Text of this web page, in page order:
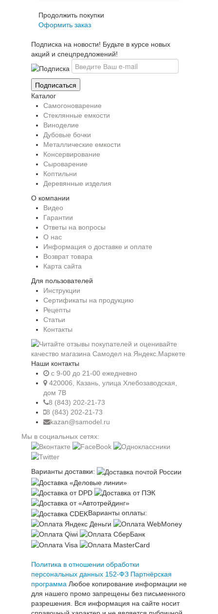
Продолжить покупки
Оформить заказ
Подписка на новости! Будьте в курсе новых
акций и спецпредложений!
Каталог
Самогоноварение
Стеклянные емкости
Виноделие
Дубовые бочки
Металлические емкости
Консервирование
Сыроварение
Коптильни
Деревянные изделия
О компании
Видео
Гарантии
Ответы на вопросы
О нас
Информация о доставке и оплате
Возврат товара
Карта сайта
Для пользователей
Инструкции
Сертификаты на продукцию
Рецепты
Статьи
Контакты
Наши контакты
c 9-00 до 21-00 ежедневно
420006, Казань, улица Хлебозаводская,
дом 7В
8 (843) 202-21-73
8 (843) 202-21-73
kazan@samodel.ru
Мы в социальных сетях:
Варианты доставки:
Варианты оплаты:
Политика в отношении обработки
персональных данных 152-ФЗ Партнёрская
программа Любое копирование информации не
для нашего промо запрещены без письменного
разрешения. Вся информация на сайте носит